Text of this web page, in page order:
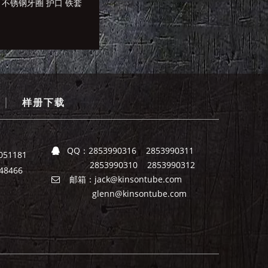
不锈钢牙圈 护口 铁套
90度弹簧接头 金属接
头 弹簧接头
不锈钢内牙接头 不锈
钢金属内丝接头 内螺
纹接头
| 样册下载
 QQ： 2853990316 2853990311
2853990310 2853990312
 邮箱： jack@kinsontube.com
glenn@kinsontube.com